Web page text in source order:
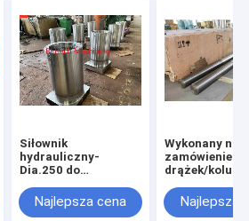
Siłownik
hydrauliczny-
Dia.250 do
przez gorącą prasę
do laminowania
Najlepsza cena
Wykonany na
zamówienie
drążek/
Najlepsza